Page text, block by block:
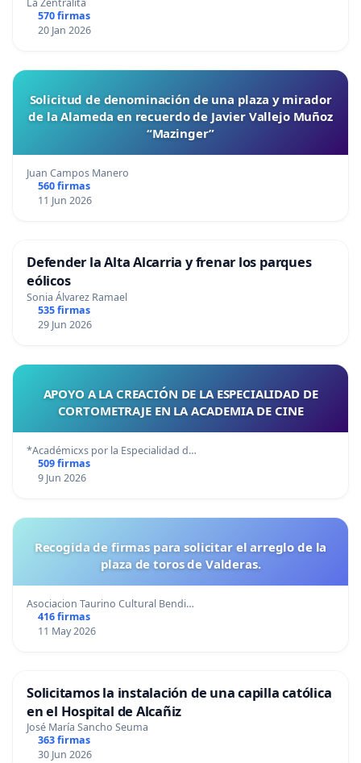
570 firmas
20 Jan 2026
Solicitud de denominación de una plaza y mirador
de la Alameda en recuerdo de Javier Vallejo Muñoz
“Mazinger”
Juan Campos Manero
560 firmas
11 Jun 2026
Defender la Alta Alcarria y frenar los parques
eólicos
Sonia Álvarez Ramael
535 firmas
29 Jun 2026
APOYO A LA CREACIÓN DE LA ESPECIALIDAD DE
CORTOMETRAJE EN LA ACADEMIA DE CINE
*Académicxs por la Especialidad d…
509 firmas
9 Jun 2026
Recogida de firmas para solicitar el arreglo de la
plaza de toros de Valderas.
Asociacion Taurino Cultural Bendi…
416 firmas
11 May 2026
Solicitamos la instalación de una capilla católica
en el Hospital de Alcañiz
José María Sancho Seuma
363 firmas
30 Jun 2026